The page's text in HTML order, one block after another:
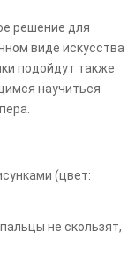
решение для
виде искусства
подойдут также
научиться
(цвет:
не скользят,